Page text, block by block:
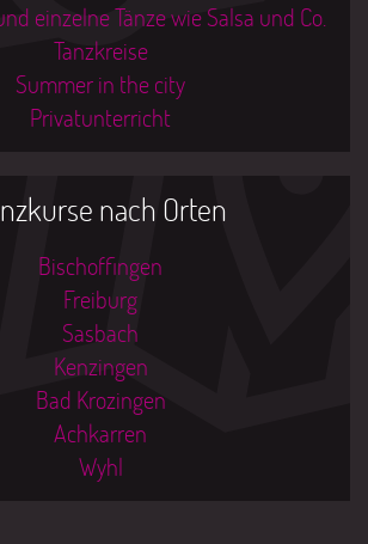
einzelne Tänze wie Salsa und Co.
Tanzkreise
Summer in the city
Privatunterricht
nach Orten
Bischoffingen
Freiburg
Sasbach
Kenzingen
Bad Krozingen
Achkarren
Wyhl